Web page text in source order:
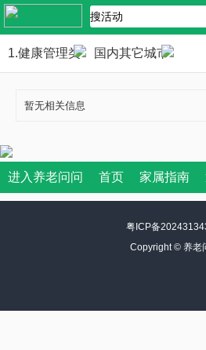
1.健康管理类 国内其它城市
暂无相关信息
进入养老问问 首页 家属指南
粤ICP备
Copyright © 养老